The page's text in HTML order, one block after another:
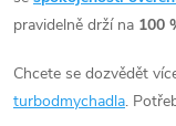
á
a
pravidelně drží na 100
Chcete se dozvědět
turbodmychadla.